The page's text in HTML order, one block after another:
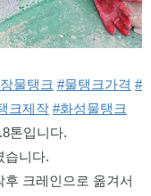
물탱크 #물탱크가격 #
크제작 #화성물탱크
톤입니다.
습니다.
크레인으로 옮겨서